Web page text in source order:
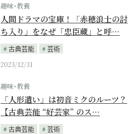
趣味･教養
人間ドラマの宝庫！「赤穂浪士の討
ち入り」をなぜ「忠臣蔵」と呼…
古典芸能
芸術
2023/12/31
趣味･教養
「人形遣い」は初音ミクのルーツ？
【古典芸能 “好芸家” のス…
古典芸能
芸術